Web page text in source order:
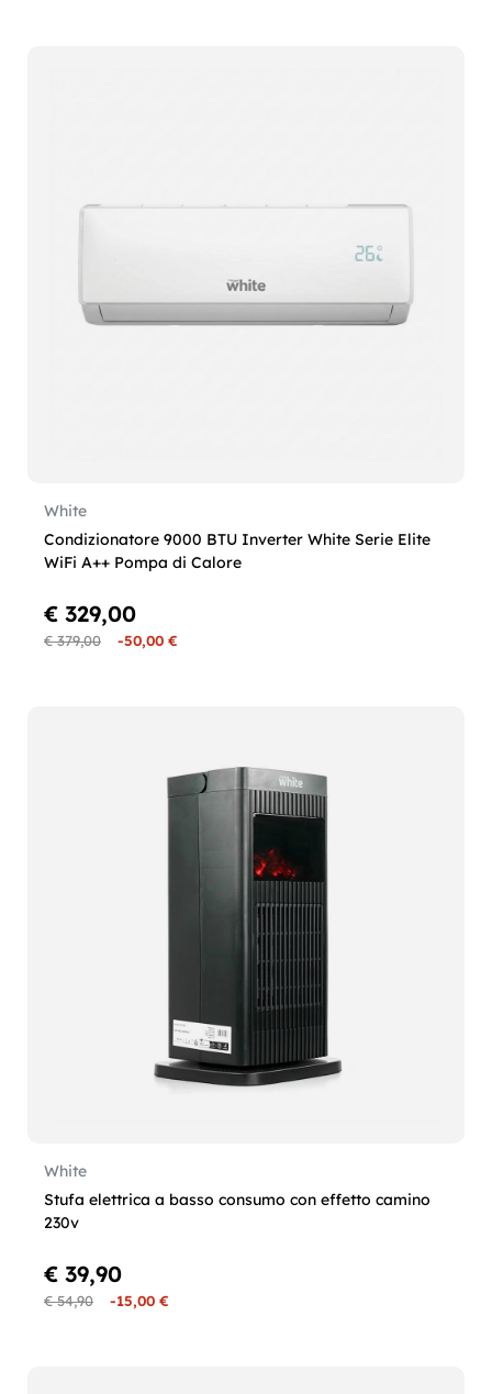
White
Condizionatore 9000 BTU Inverter White Serie Elite
WiFi A++ Pompa di Calore
€ 379,00 -50,00 €
€ 329,00
White
Stufa elettrica a basso consumo con effetto camino
230v
€ 54,90 -15,00 €
€ 39,90